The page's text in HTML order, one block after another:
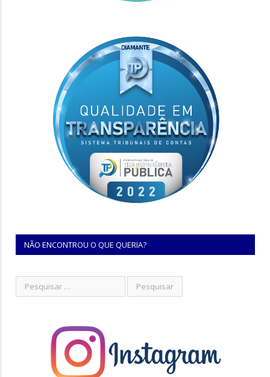
NÃO ENCONTROU O QUE QUERIA?